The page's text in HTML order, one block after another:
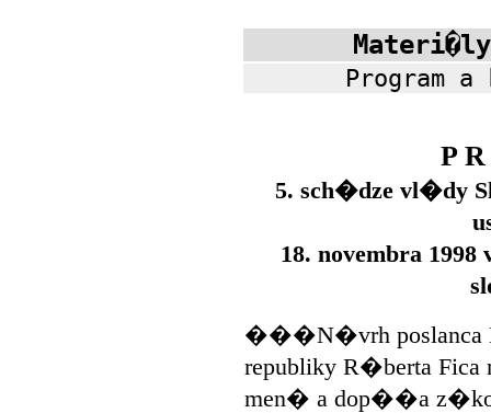
Program a
P
5. sch�dze vl�dy
18. novembra
���N�vrh poslanca
republiky R�berta
men� a dop��a